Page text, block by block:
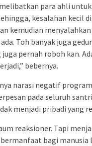
para ahli
kesalahan kecil
kemudian
Toh banyak juga
pernah roboh kan.
bebernya.
narasi negatif
pada seluruh
menjadi pribadi yang
reaksioner. Tapi
bagi manusia